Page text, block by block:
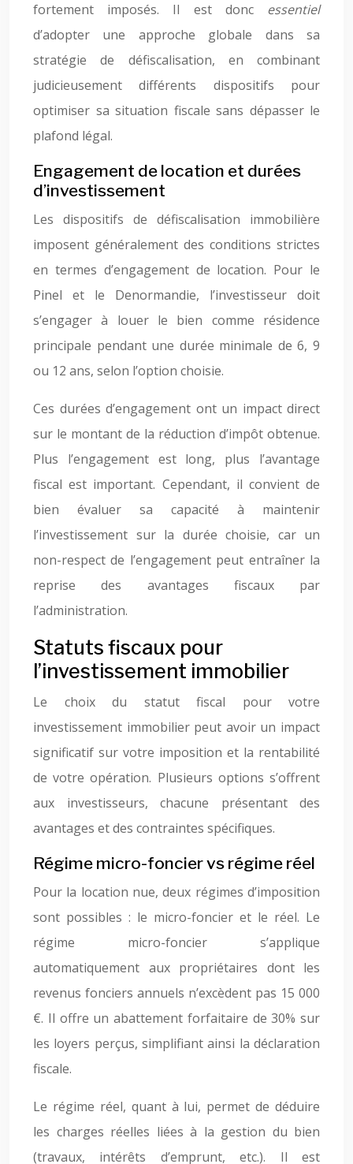
fortement imposés. Il est donc essentiel
d’adopter une approche globale dans sa
stratégie de défiscalisation, en combinant
judicieusement différents dispositifs pour
optimiser sa situation fiscale sans dépasser le
plafond légal.
Engagement de location et durées
d’investissement
Les dispositifs de défiscalisation immobilière
imposent généralement des conditions strictes
en termes d’engagement de location. Pour le
Pinel et le Denormandie, l’investisseur doit
s’engager à louer le bien comme résidence
principale pendant une durée minimale de 6, 9
ou 12 ans, selon l’option choisie.
Ces durées d’engagement ont un impact direct
sur le montant de la réduction d’impôt obtenue.
Plus l’engagement est long, plus l’avantage
fiscal est important. Cependant, il convient de
bien évaluer sa capacité à maintenir
l’investissement sur la durée choisie, car un
non-respect de l’engagement peut entraîner la
reprise des avantages fiscaux par
l’administration.
Statuts fiscaux pour
l’investissement immobilier
Le choix du statut fiscal pour votre
investissement immobilier peut avoir un impact
significatif sur votre imposition et la rentabilité
de votre opération. Plusieurs options s’offrent
aux investisseurs, chacune présentant des
avantages et des contraintes spécifiques.
Régime micro-foncier vs régime réel
Pour la location nue, deux régimes d’imposition
sont possibles : le micro-foncier et le réel. Le
régime micro-foncier s’applique
automatiquement aux propriétaires dont les
revenus fonciers annuels n’excèdent pas 15 000
€. Il offre un abattement forfaitaire de 30% sur
les loyers perçus, simplifiant ainsi la déclaration
fiscale.
Le régime réel, quant à lui, permet de déduire
les charges réelles liées à la gestion du bien
(travaux, intérêts d’emprunt, etc.). Il est